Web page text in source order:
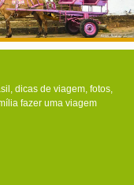
dicas de viagem, fotos,
fazer uma viagem